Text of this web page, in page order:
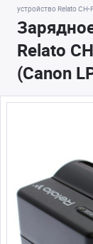
устройство Relato
Relato
(Canon